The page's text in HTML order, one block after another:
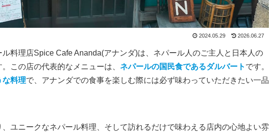
2024.05.29 2026.06.27
料理店Spice Cafe Ananda(アナンダ)は、ネパール人のご主人と日本人の
この店の代表的なメニューは、 ネパールの国民食であるダルバート です。
な料理で、アナンダでの食事を楽しむ際には必ず味わっていただきたい一品
ユニークなネパール料理、そして訪れるだけで味わえる店内の心地よい雰